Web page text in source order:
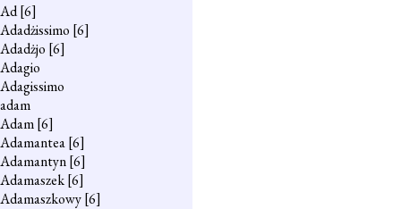
Ad[6]
Adadżissimo [6]
Adadżjo [6]
Adagio
Adagissimo
adam
Adam[6]
Adamantea[6]
Adamantyn[6]
Adamaszek[6]
Adamaszkowy[6]